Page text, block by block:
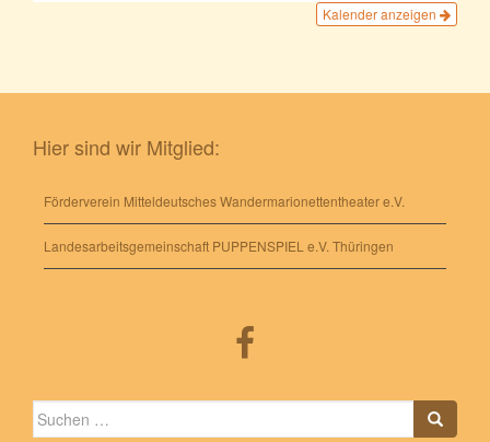
Kalender anzeigen
Hier sind wir Mitglied:
Förderverein Mitteldeutsches Wandermarionettentheater e.V.
Landesarbeitsgemeinschaft PUPPENSPIEL e.V. Thüringen
Suche
nach: